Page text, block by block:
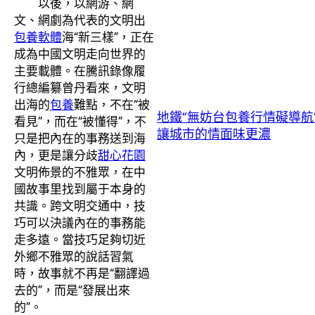
以後，以網游、網
文、網劇為代表的文明出
包養軟體海“新三樣”，正在
成為中國文明走向世界的
主要載體。在騰訊錄像履
行總編纂曾丹看來，文明
出海的包養難點，不在“被
看見”，而在“被懂得”，不
只是把內在的事務送到海
內，更是讓分歧甜心花園
文明佈景的不雅眾，在中
國故事里找到屬于本身的
共識。跨文明交通中，技
巧可以決議內在的事務能
走多遠。當技巧足夠切近
外鄉不雅眾的說話習氣
時，故事就不再是“翻譯過
去的”，而是“發展出來
的”。
地鐵“無妨台包養行情礙導航
讓城市的情面味更濃